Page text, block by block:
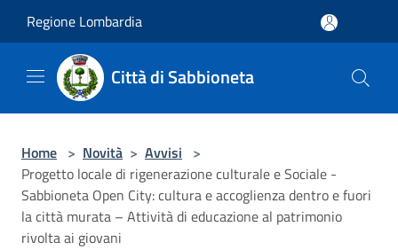
Regione Lombardia
Città di Sabbioneta
Home > Novità > Avvisi >
Progetto locale di rigenerazione culturale e Sociale -
Sabbioneta Open City: cultura e accoglienza dentro e fuori
la città murata – Attività di educazione al patrimonio
rivolta ai giovani